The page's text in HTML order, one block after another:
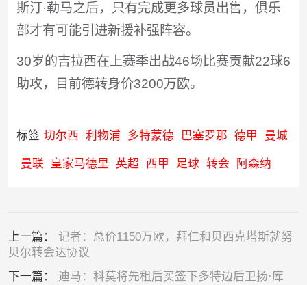
斯汀·勒马之后，只有完成更多球员出售，俱乐
部才有可能引进新援补强阵容。
30岁的吉拉西在上赛季出战46场比赛贡献22球6
助攻，目前德转身价3200万欧。
标签 切尔西 利物浦 多特蒙德 巴塞罗那 德甲 曼城
曼联 皇家马德里 英超 西甲 足球 转会 阿森纳
上一篇： 记者：总价1150万欧，拜仁和贝西克塔斯就努
贝尔转会达协议
下一篇： 迪马：科莫将先租后买签下多特边后卫扬·库